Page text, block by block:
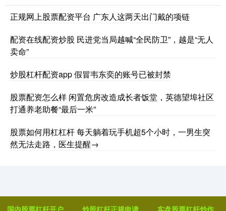
正规网上股票配资平台 广东人这两天出门戴的项链
配资在线配资炒股 民进党当局越喊“全民防卫”，越是“无人
卖命”
炒股杠杆配资app 假冒韦东奕的账号已被封禁
股票配资怎么样 闲置危房改造成长者饭堂，英德望埠社区
打通养老助餐“最后一米”
股票如何用杠杠杆 每天躺着玩手机超5个小时，一男生突
然无法走路，医生提醒→
国内股票杠杆开户 炒股杠杆正规申请 实盘股票杠杆炒作